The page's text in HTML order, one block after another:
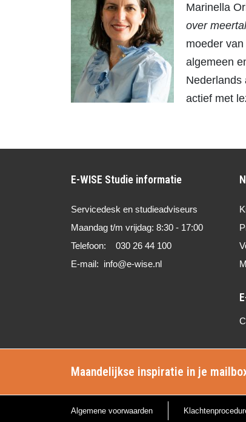
Marinella
over
moeder
algemeen
Nederlands
actief met
E-WISE Studie informatie
Servicedesk en studieadviseurs
Maandag t/m vrijdag: 8:30 - 17:00
Telefoon: 030 26 44 100
E-mail: info@e-wise.nl
Maandelijkse inspiratie in je
Algemene voorwaarden